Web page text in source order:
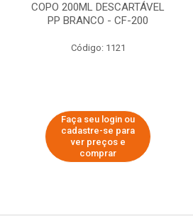
COPO 200ML DESCARTÁVEL
PP BRANCO - CF-200
Código: 1121
Faça seu login ou
cadastre-se para
ver preços e
comprar